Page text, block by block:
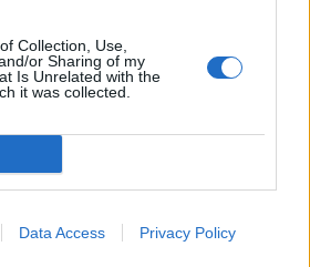
Collection, Use,
or Sharing of my
Is Unrelated with the
it was collected.
Data Access Privacy Policy